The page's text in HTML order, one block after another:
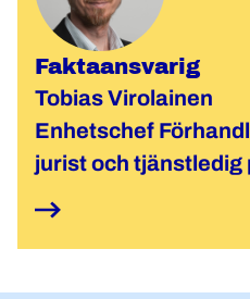
Faktaansvarig
Tobias Virolainen
Enhetschef
jurist och tjänstledig